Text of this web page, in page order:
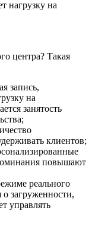
нагрузку на
центра? Такая
запись,
на
занятость
клиентов;
повышают
реального
загруженности,
управлять